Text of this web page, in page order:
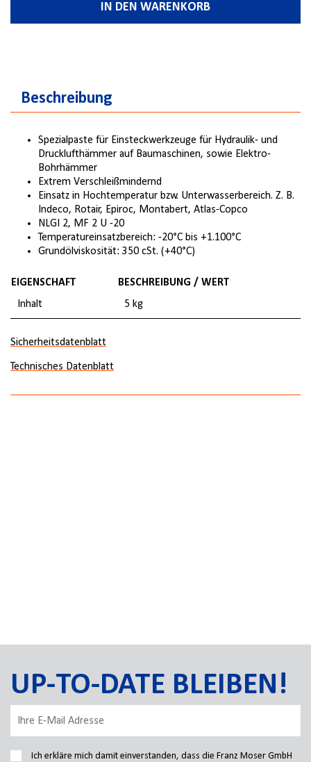
IN DEN WARENKORB
Beschreibung
Spezialpaste für Einsteckwerkzeuge für Hydraulik- und
Drucklufthämmer auf Baumaschinen, sowie Elektro-
Bohrhämmer
Extrem Verschleißmindernd
Einsatz in Hochtemperatur bzw. Unterwasserbereich. Z. B.
Indeco, Rotair, Epiroc, Montabert, Atlas-Copco
NLGI 2, MF 2 U -20
Temperatureinsatzbereich: -20°C bis +1.100°C
Grundölviskosität: 350 cSt. (+40°C)
EIGENSCHAFT
BESCHREIBUNG / WERT
Inhalt
5 kg
Sicherheitsdatenblatt
Technisches Datenblatt
UP-TO-DATE BLEIBEN!
Ich erkläre mich damit einverstanden, dass die Franz Moser GmbH